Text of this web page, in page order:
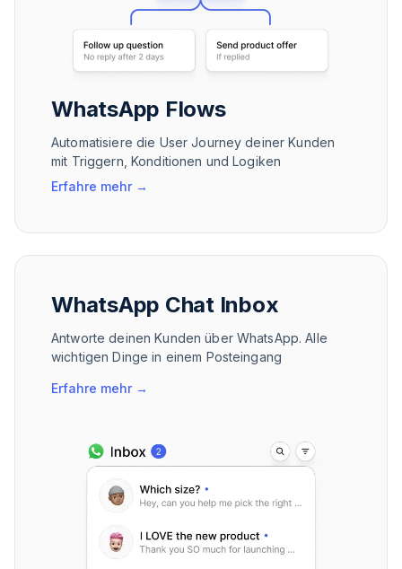
WhatsApp Flows
Automatisiere die User Journey deiner Kunden
mit Triggern, Konditionen und Logiken
Erfahre mehr→
WhatsApp Chat Inbox
Antworte deinen Kunden über WhatsApp. Alle
wichtigen Dinge in einem Posteingang
Erfahre mehr→